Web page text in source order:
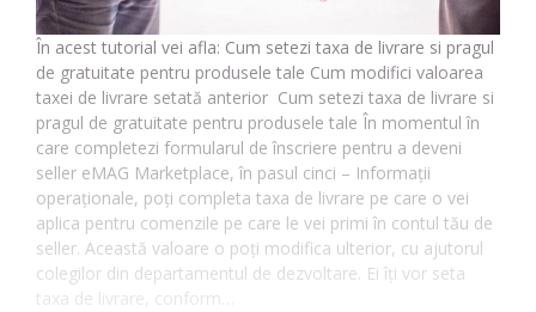
În acest tutorial vei afla: Cum setezi taxa de livrare si pragul
de gratuitate pentru produsele tale Cum modifici valoarea
taxei de livrare setată anterior Cum setezi taxa de livrare si
pragul de gratuitate pentru produsele tale În momentul în
care completezi formularul de înscriere pentru a deveni
seller eMAG Marketplace, în pasul cinci – Informații
operaționale, poți completa taxa de livrare pe care o vei
aplica pentru comenzile pe care le vei primi în contul tău de
seller. Această valoare o poți modifica ulterior, cu ajutorul
colegilor din departamentul de dezvoltare. Ei îți vor seta
taxa de livrare, conform…